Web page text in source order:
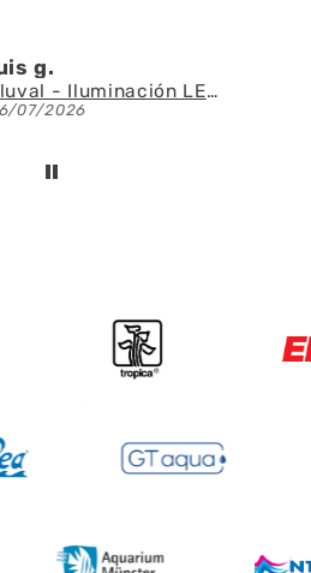
Denis A.G.U.
AQUAEL - SAS Filter 500 - Skimmer de superficie
23/07/2026